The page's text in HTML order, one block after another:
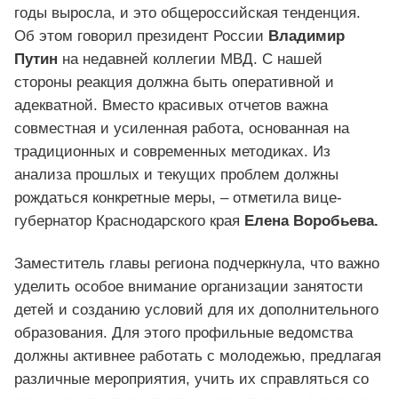
годы выросла, и это общероссийская тенденция.
Об этом говорил президент России Владимир
Путин на недавней коллегии МВД. С нашей
стороны реакция должна быть оперативной и
адекватной. Вместо красивых отчетов важна
совместная и усиленная работа, основанная на
традиционных и современных методиках. Из
анализа прошлых и текущих проблем должны
рождаться конкретные меры, – отметила вице-
губернатор Краснодарского края Елена Воробьева.
Заместитель главы региона подчеркнула, что важно
уделить особое внимание организации занятости
детей и созданию условий для их дополнительного
образования. Для этого профильные ведомства
должны активнее работать с молодежью, предлагая
различные мероприятия, учить их справляться со